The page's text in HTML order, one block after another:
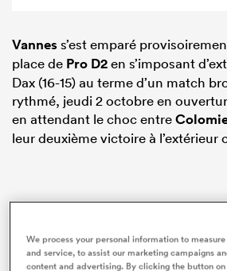
Vanness’est emparé
place de Pro D2en s’imposant
Dax (16-15) au terme d’un match
rythmé, jeudi 2 octobre en
en attendant le choc entre
leur deuxième victoire à l’extérieur
We process your personal information to
and service, to assist our marketing campaigns
content and advertising. By clicking the button